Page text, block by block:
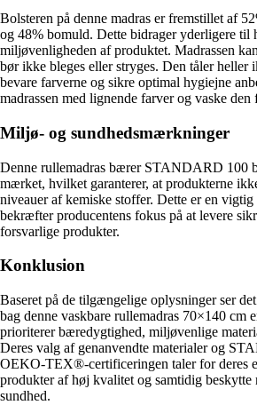
Bolsteren på denne madras er fremstillet af
og 48% bomuld. Dette bidrager yderligere til
miljøvenligheden af ​​produktet. Madrassen
bør ikke bleges eller stryges. Den tåler heller
bevare farverne og sikre optimal hygiejne
madrassen med lignende farver og vaske den
Miljø- og sundhedsmærkninger
Denne rullemadras bærer STANDARD
mærket, hvilket garanterer, at produkterne
niveauer af kemiske stoffer. Dette er en
bekræfter producentens fokus på at levere
forsvarlige produkter.
Konklusion
Baseret på de tilgængelige oplysninger ser
bag denne vaskbare rullemadras 70×140 cm
prioriterer bæredygtighed, miljøvenlige
Deres valg af genanvendte materialer og
OEKO-TEX®-certificeringen taler for deres
produkter af høj kvalitet og samtidig
sundhed.